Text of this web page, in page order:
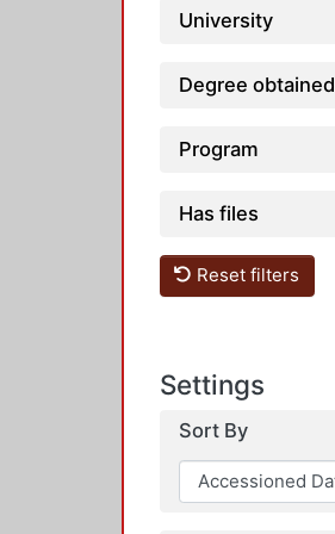
University
Degree obtained
Program
Has files
Reset filters
Settings
Sort By